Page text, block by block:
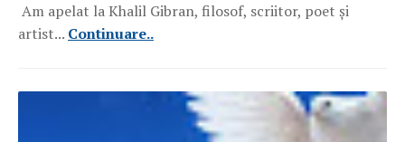
Am apelat la Khalil Gibran, filosof, scriitor, poet și
artist... Continuare..